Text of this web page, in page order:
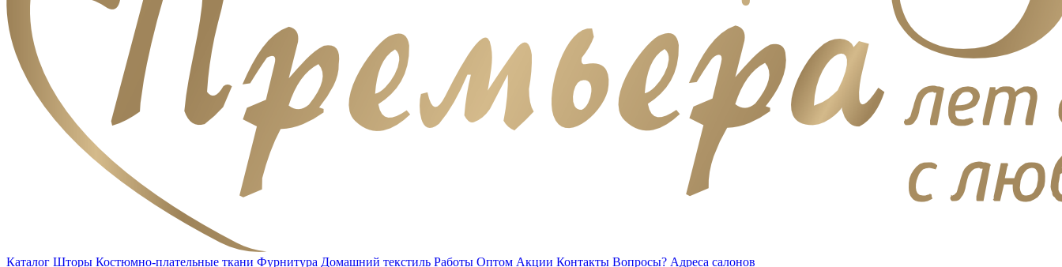
Каталог Шторы Костюмно-плательные ткани Фурнитура Домашний текстиль Работы Оптом Акции Контакты Вопросы? Адреса салонов